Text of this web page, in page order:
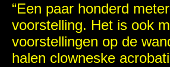
“Een paar honderd
voorstelling. Het is ook
voorstellingen op de
halen clowneske